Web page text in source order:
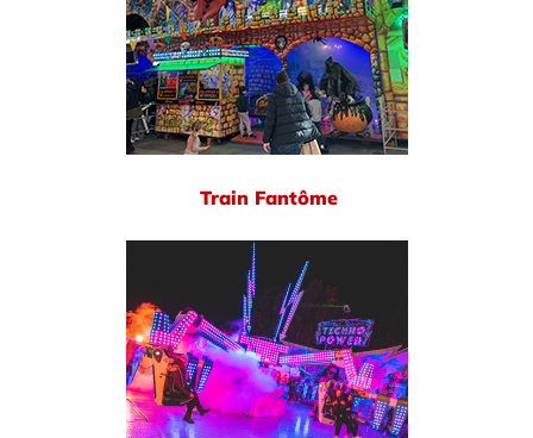
Train Fantôme